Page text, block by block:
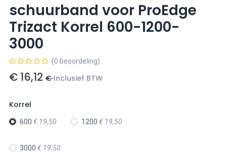
schuurband voor ProEdge
Trizact Korrel 600-1200-
3000
(0 beoordeling)
€ 16,12 € Inclusief BTW
Korrel
600 € 19,50 1200 € 19,50
3000 € 19,50